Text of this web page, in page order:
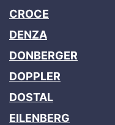
CROCE
DENZA
DONBERGER
DOPPLER
DOSTAL
EILENBERG